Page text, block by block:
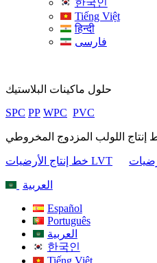
한국인
Tiếng Việt
हिन्दी
فارسی
حلول ماكينات البلاستيك
SPC PP WPC PVC
خط إنتاج الأرضيات LVT
العربية
Español
Português
العربية
한국인
Tiếng Việt